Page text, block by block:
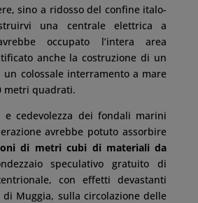
sino a ridosso del confine italo-
una centrale elettrica a
occupato l’intera area
anche la costruzione di un
un colossale interramento a mare
metri quadrati.
cedevolezza dei fondali marini
avrebbe potuto assorbire
di metri cubi di materiali da
speculativo gratuito di
con effetti devastanti
di Muggia, sulla circolazione delle